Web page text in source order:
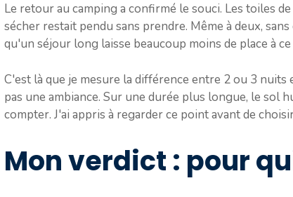
Le retour au camping a confirmé le souci. Les toiles
sécher restait pendu sans prendre. Même à deux,
qu'un séjour long laisse beaucoup moins de place à
C'est là que je mesure la différence entre 2 ou 3
pas une ambiance. Sur une durée plus longue, le sol
compter. J'ai appris à regarder ce point avant de
Mon verdict : pour